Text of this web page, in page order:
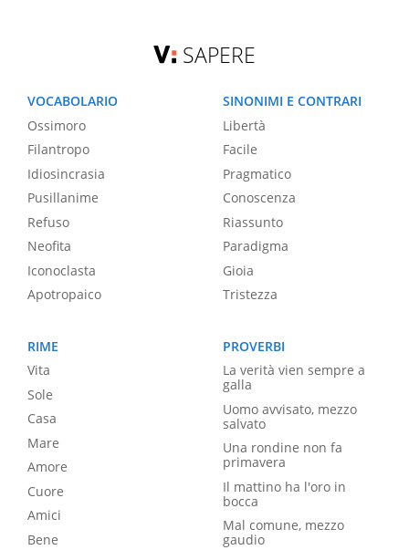
SAPERE
VOCABOLARIO
Ossimoro
Filantropo
Idiosincrasia
Pusillanime
Refuso
Neofita
Iconoclasta
Apotropaico
SINONIMI E CONTRARI
Libertà
Facile
Pragmatico
Conoscenza
Riassunto
Paradigma
Gioia
Tristezza
RIME
Vita
Sole
Casa
Mare
Amore
Cuore
Amici
Bene
PROVERBI
La verità vien sempre a
galla
Uomo avvisato, mezzo
salvato
Una rondine non fa
primavera
Il mattino ha l'oro in
bocca
Mal comune, mezzo
gaudio